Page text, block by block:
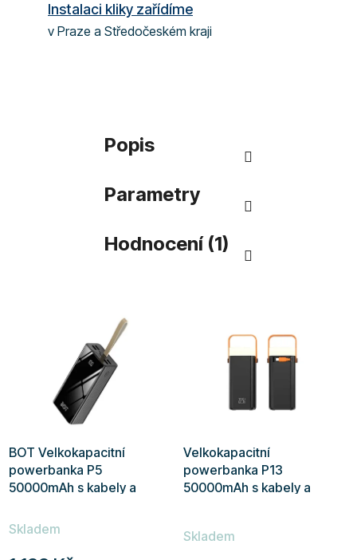
Instalaci kliky zařídíme
v Praze a Středočeském kraji
Popis
Parametry
Hodnocení (1)
BOT Velkokapacitní
powerbanka P5
50000mAh s kabely a
hodnocení
Skladem
Velkokapacitní
powerbanka P13
50000mAh s kabely a
Skladem